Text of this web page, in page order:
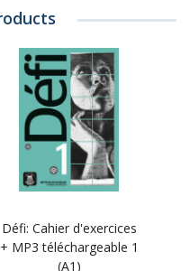
Défi: Cahier d'exercices
+ MP3 téléchargeable 1
(A1)